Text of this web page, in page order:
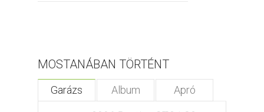
MOSTANÁBAN TÖRTÉNT
Garázs Album Apró